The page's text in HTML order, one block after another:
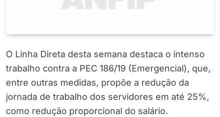
O Linha Direta desta semana destaca o intenso
trabalho contra a PEC 186/19 (Emergencial), que,
entre outras medidas, propõe a redução da
jornada de trabalho dos servidores em até 25%,
como redução proporcional do salário.